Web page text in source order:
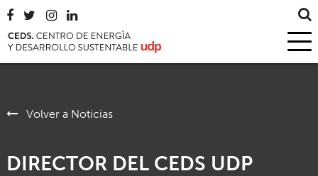
Volver a Noticias
DIRECTOR DEL CEDS UDP